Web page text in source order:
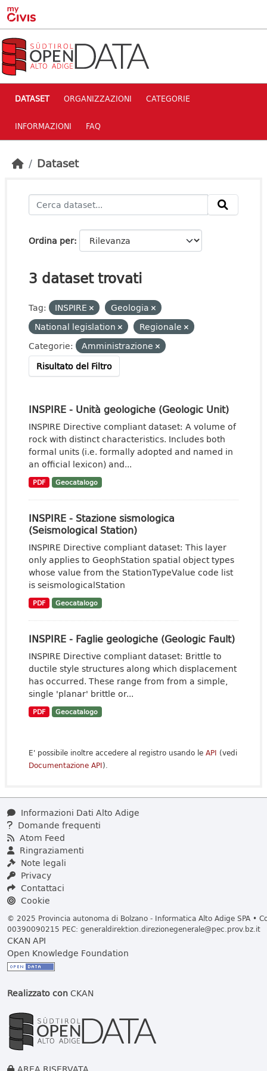
Skip to main content
DATASET ORGANIZZAZIONI CATEGORIE
INFORMAZIONI FAQ
Dataset
Ordina per
3 dataset trovati
Tag: INSPIRE
Geologia
National legislation
Regionale
Categorie:
Amministrazione
Risultato del Filtro
INSPIRE - Unità geologiche (Geologic Unit)
INSPIRE Directive compliant dataset: A volume of
rock with distinct characteristics. Includes both
formal units (i.e. formally adopted and named in
an official lexicon) and...
PDF Geocatalogo
INSPIRE - Stazione sismologica
(Seismological Station)
INSPIRE Directive compliant dataset: This layer
only applies to GeophStation spatial object types
whose value from the StationTypeValue code list
is seismologicalStation
PDF Geocatalogo
INSPIRE - Faglie geologiche (Geologic Fault)
INSPIRE Directive compliant dataset: Brittle to
ductile style structures along which displacement
has occurred. These range from from a simple,
single 'planar' brittle or...
PDF Geocatalogo
E' possibile inoltre accedere al registro usando le API (vedi
Documentazione API).
Informazioni Dati Alto Adige
Domande frequenti
Atom Feed
Ringraziamenti
Note legali
Privacy
Contattaci
Cookie
© 2025 Provincia autonoma di Bolzano - Informatica Alto Adige SPA •
00390090215 PEC: generaldirektion.direzionegenerale@pec.prov.bz.it
CKAN API
Open Knowledge Foundation
Realizzato conCKAN